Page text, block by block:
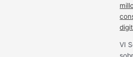
VI